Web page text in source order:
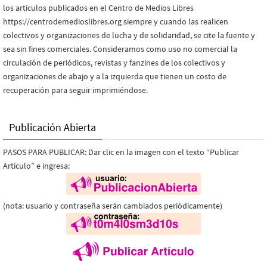
los artículos publicados en el Centro de Medios Libres
https://centrodemedioslibres.org siempre y cuando las realicen
colectivos y organizaciones de lucha y de solidaridad, se cite la fuente y
sea sin fines comerciales. Consideramos como uso no comercial la
circulación de periódicos, revistas y fanzines de los colectivos y
organizaciones de abajo y a la izquierda que tienen un costo de
recuperación para seguir imprimiéndose.
Publicación Abierta
PASOS PARA PUBLICAR: Dar clic en la imagen con el texto “Publicar
Artículo” e ingresa:
(nota: usuario y contraseña serán cambiados periódicamente)